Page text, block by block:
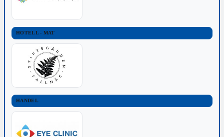
HOTELL - MAT
HANDEL